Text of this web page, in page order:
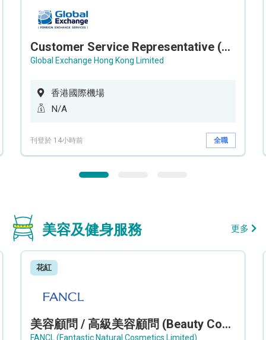
Customer Service Representative (Airport)
Global Exchange Hong Kong Limited
香港國際機場
N/A
刊登於 14小時前 全職
美容及健身服務 更多
花紅
美容顧問 / 高級美容顧問 (Beauty Consultant / Senior Beauty Consultant)
FANCL (Fantastic Natural Cosmetics Limited)